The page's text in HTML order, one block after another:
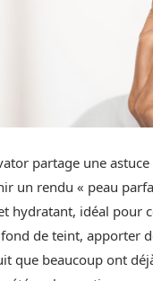
partage une
un rendu « peau
hydratant, idéal pour
de teint, apporter
que beaucoup ont